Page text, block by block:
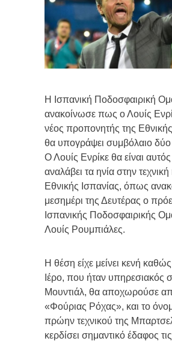
Η Ισπανική Ποδοσφαιρική
ανακοίνωσε πως ο Λουίς
νέος προπονητής της
θα υπογράψει συμβόλαιο δύο
Ο Λουίς Ενρίκε θα είναι
αναλάβει τα ηνία στην τεχνική
Εθνικής Ισπανίας, όπως
μεσημέρι της Δευτέρας ο
Ισπανικής Ποδοσφαιρικής
Λουίς Ρουμπιάλες.
Η θέση είχε μείνει κενή
Ιέρο, που ήταν υπηρεσιακός
Μουντιάλ, θα αποχωρούσε
«Φούριας Ρόχας», και το
πρώην τεχνικού της
κερδίσει σημαντικό έδαφος τις